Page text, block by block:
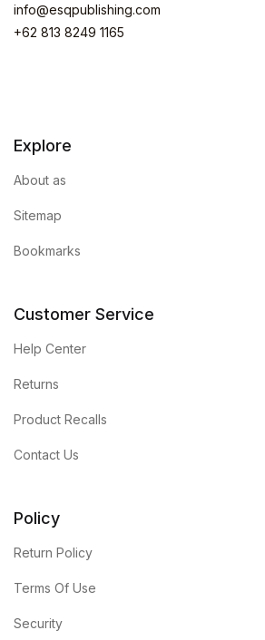
info@esqpublishing.com
+62 813 8249 1165
Explore
About as
Sitemap
Bookmarks
Customer Service
Help Center
Returns
Product Recalls
Contact Us
Policy
Return Policy
Terms Of Use
Security